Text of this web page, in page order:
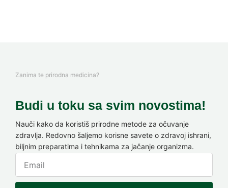
Zanima te prirodna medicina?
Budi u toku sa svim novostima!
Nauči kako da koristiš prirodne metode za očuvanje
zdravlja. Redovno šaljemo korisne savete o zdravoj ishrani,
biljnim preparatima i tehnikama za jačanje organizma.